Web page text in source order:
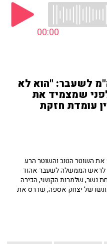
00:00
לשעבר: "הוא לא
שמצמיד את
עומדת חזקת
את השוטר הטוב והשוטר הרע
לראש הממשלה לשעבר אהוד
נשר, שלמרות הקושי, הכירה
של יצחק אספה, שדרס את